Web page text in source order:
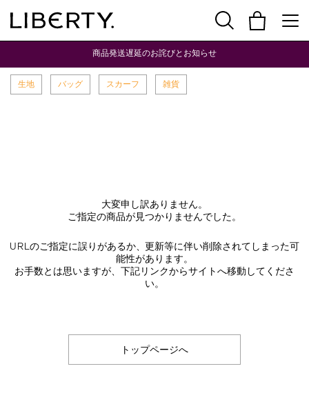
商品発送遅延のお詫びとお知らせ
生地 バッグ スカーフ 雑貨
大変申し訳ありません。
ご指定の商品が見つかりませんでした。
URLのご指定に誤りがあるか、更新等に伴い削除されてしまった可
能性があります。
お手数とは思いますが、下記リンクからサイトへ移動してくださ
い。
トップページへ